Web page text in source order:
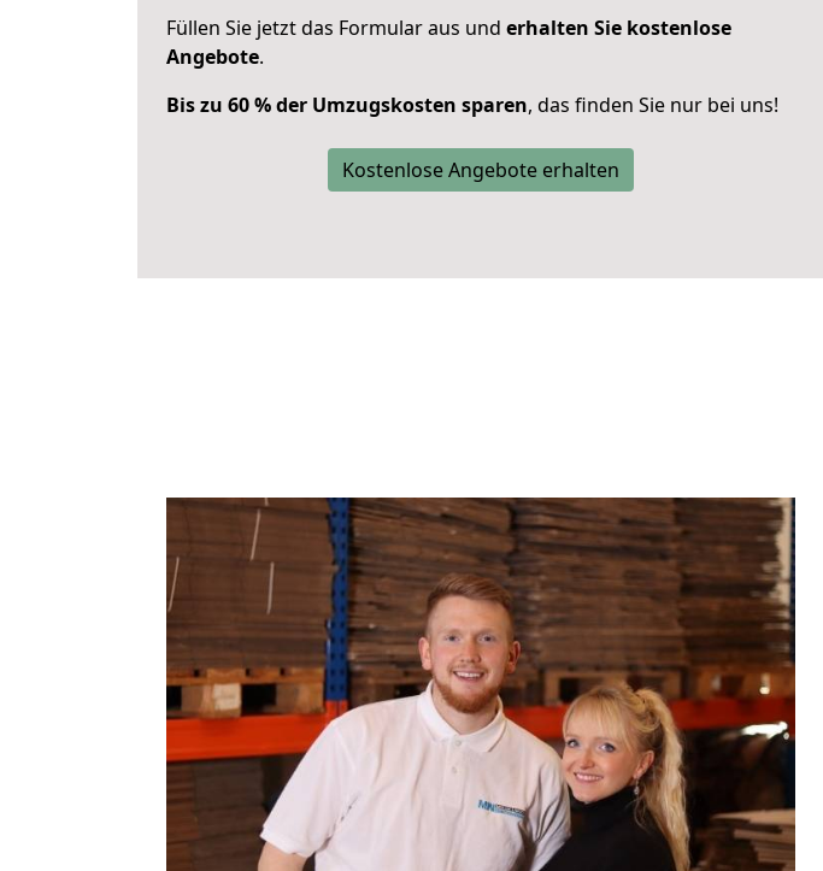
Füllen Sie jetzt das Formular aus und erhalten Sie kostenlose
Angebote.
Bis zu 60 % der Umzugskosten sparen, das finden Sie nur bei uns!
Kostenlose Angebote erhalten